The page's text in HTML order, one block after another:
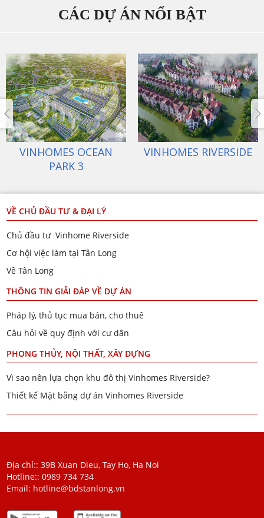
CÁC DỰ ÁN NỔI BẬT
VINHOMES OCEAN
PARK 3
VINHOMES RIVERSIDE
VỀ CHỦ ĐẦU TƯ & ĐẠI LÝ
Chủ đầu tư Vinhome Riverside
Cơ hội việc làm tại Tân Long
Về Tân Long
THÔNG TIN GIẢI ĐÁP VỀ DỰ ÁN
Pháp lý, thủ tục mua bán, cho thuê
Câu hỏi về quy định với cư dân
PHONG THỦY, NỘI THẤT, XÂY DỰNG
Vì sao nên lựa chọn khu đô thị Vinhomes Riverside?
Thiết kế Mặt bằng dự án Vinhomes Riverside
Địa chỉ:: 39B Xuan Dieu, Tay Ho, Ha Noi
Hotline::0989 734 734
Email: hotline@bdstanlong.vn